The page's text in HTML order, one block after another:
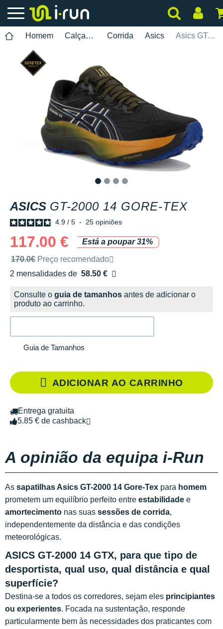
Homem Calçados Corrida Asics Asics GT-2000 14 Gore-Tex
ASICS GT-2000 14 GORE-TEX
4.9 / 5 - 25 opiniões
117.00 €
Está a poupar 31%
Preço de venda recomendado pela marca
170.0€ Preço recomendado
2 mensalidades de 58.50 €
sem custos
Consulte o guia de tamanhos antes de adicionar o
produto ao carrinho.
Guia de Tamanhos
ADICIONAR AO CARRINHO
Entrega gratuita
5.85 € de cashback
A opinião da equipa i-Run
As sapatilhas Asics GT-2000 14 Gore-Tex para homem
prometem um equilíbrio perfeito entre estabilidade e
amortecimento nas suas sessões de corrida,
independentemente da distância e das condições
meteorológicas.
ASICS GT-2000 14 GTX, para que tipo de
desportista, qual uso, qual distância e qual
superfície?
Destina-se a todos os corredores, sejam eles principiantes
ou experientes. Focada na sustentação, responde
particularmente bem às necessidades dos praticantes com